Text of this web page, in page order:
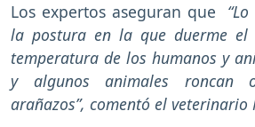
Los expertos aseguran que
la postura en la que duerme el
temperatura de los humanos y
y algunos animales roncan
arañazos”, comentó el veterinario